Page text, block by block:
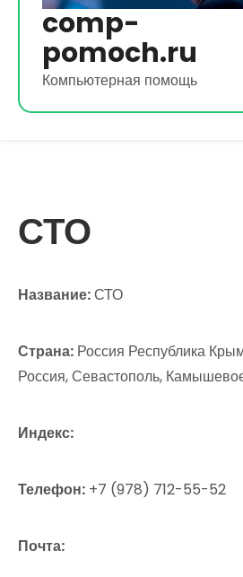
comp-
pomoch.ru
Компьютерная помощь
СТО
Название:СТО
Страна: Россия Республика
Россия, Севастополь,
Индекс:
Телефон: +7 (978) 712-55-52
Почта: